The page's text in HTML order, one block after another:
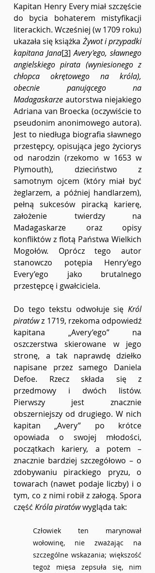
Kapitan Henry Every miał szczęście
do bycia bohaterem mistyfikacji
literackich. Wcześniej (w 1709 roku)
ukazała się książka Żywot i przypadki
kapitana Jana[3] Avery'ego, sławnego
angielskiego pirata (wyniesionego z
chłopca okrętowego na króla),
obecnie panującego na
Madagaskarze autorstwa niejakiego
Adriana van Broecka (oczywiście to
pseudonim anonimowego autora).
Jest to niedługa biografia sławnego
przestępcy, opisująca jego życiorys
od narodzin (rzekomo w 1653 w
Plymouth), dzieciństwo z
samotnym ojcem (który miał być
żeglarzem, a później handlarzem),
pełną sukcesów piracką karierę,
założenie twierdzy na
Madagaskarze oraz opisy
konfliktów z flotą Państwa Wielkich
Mogołów. Oprócz tego autor
stanowczo potępia Henry’ego
Every’ego jako brutalnego
przestępcę i gwałciciela.
Do tego tekstu odwołuje się Król
piratów z 1719, rzekoma odpowiedź
kapitana „Avery’ego” na
oszczerstwa skierowane w jego
stronę, a tak naprawdę dziełko
napisane przez samego Daniela
Defoe. Rzecz składa się z
przedmowy i dwóch listów.
Pierwszy jest znacznie
obszerniejszy od drugiego. W nich
kapitan „Avery” po krótce
opowiada o swojej młodości,
początkach kariery, a potem –
znacznie bardziej szczegółowo – o
zdobywaniu pirackiego pryzu, o
towarach (nawet podaje liczby) i o
tym, co z nimi robił z załogą. Spora
część Króla piratów wygląda tak:
Człowiek ten marynował
wołowinę, nie zważając na
szczególne wskazania; większość
tegoż mięsa zepsuła się, nim